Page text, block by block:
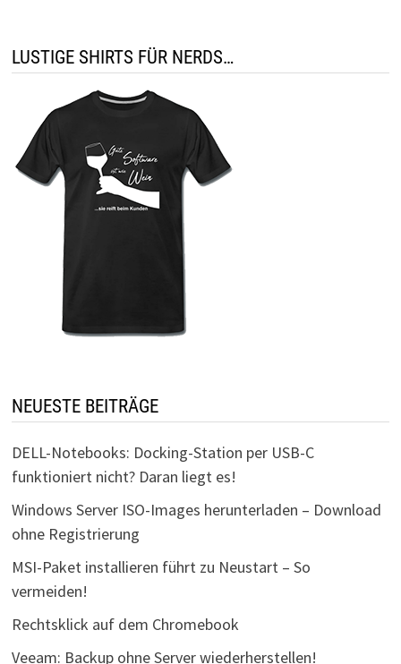
LUSTIGE SHIRTS FÜR NERDS…
NEUESTE BEITRÄGE
DELL-Notebooks: Docking-Station per USB-C
funktioniert nicht? Daran liegt es!
Windows Server ISO-Images herunterladen – Download
ohne Registrierung
MSI-Paket installieren führt zu Neustart – So
vermeiden!
Rechtsklick auf dem Chromebook
Veeam: Backup ohne Server wiederherstellen!